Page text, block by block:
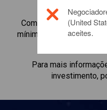
Comece a negociar
mínima de manutenção,
Para mais
investimento,
(United
aceites.